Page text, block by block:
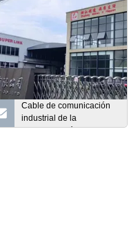
Cable de comunicación
industrial de la
automatización 100ohm